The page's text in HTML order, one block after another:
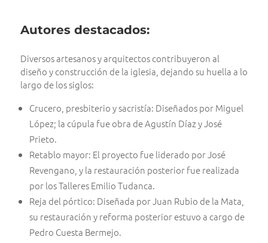
Autores destacados:
Diversos artesanos y arquitectos contribuyeron al
diseño y construcción de la iglesia, dejando su huella a lo
largo de los siglos:
Crucero, presbiterio y sacristía: Diseñados por Miguel
López; la cúpula fue obra de Agustín Díaz y José
Prieto.
Retablo mayor: El proyecto fue liderado por José
Revengano, y la restauración posterior fue realizada
por los Talleres Emilio Tudanca.
Reja del pórtico: Diseñada por Juan Rubio de la Mata,
su restauración y reforma posterior estuvo a cargo de
Pedro Cuesta Bermejo.